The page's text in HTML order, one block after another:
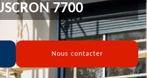
7700
Nous contacter